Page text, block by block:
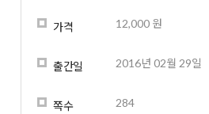
가격 12,000 원
출간일 2016년 02월 29일
쪽수 284